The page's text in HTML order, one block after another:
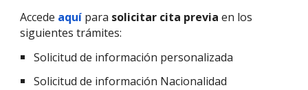
Accede aquí para solicitar cita previa en los
siguientes trámites:
Solicitud de información personalizada
Solicitud de información Nacionalidad